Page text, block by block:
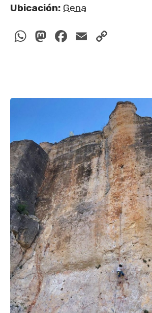
Ubicación: Gena
WhatsApp
Mastodon
Facebook
Email